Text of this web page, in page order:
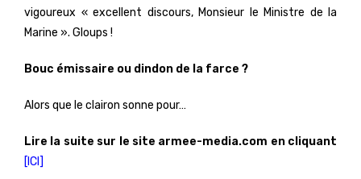
vigoureux « excellent discours, Monsieur le Ministre de la
Marine ». Gloups !
Bouc émissaire ou dindon de la farce ?
Alors que le clairon sonne pour…
Lire la suite sur le site armee-media.com en cliquant
[ICI]